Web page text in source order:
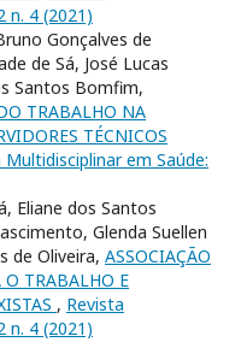
n. 4 (2021)
Gonçalves de
de Sá, José Lucas
Santos Bomfim,
TRABALHO NA
TÉCNICOS
Multidisciplinar em Saúde:
Eliane dos Santos
Glenda Suellen
de Oliveira, ASSOCIAÇÃO
O TRABALHO E
, Revista
n. 4 (2021)